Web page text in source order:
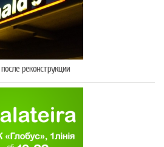
реконструкции